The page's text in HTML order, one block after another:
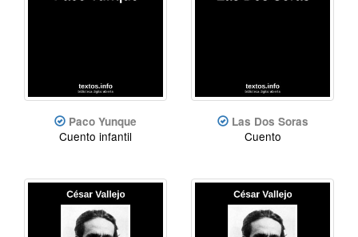
Paco Yunque
Cuento infantil
Las Dos Soras
Cuento